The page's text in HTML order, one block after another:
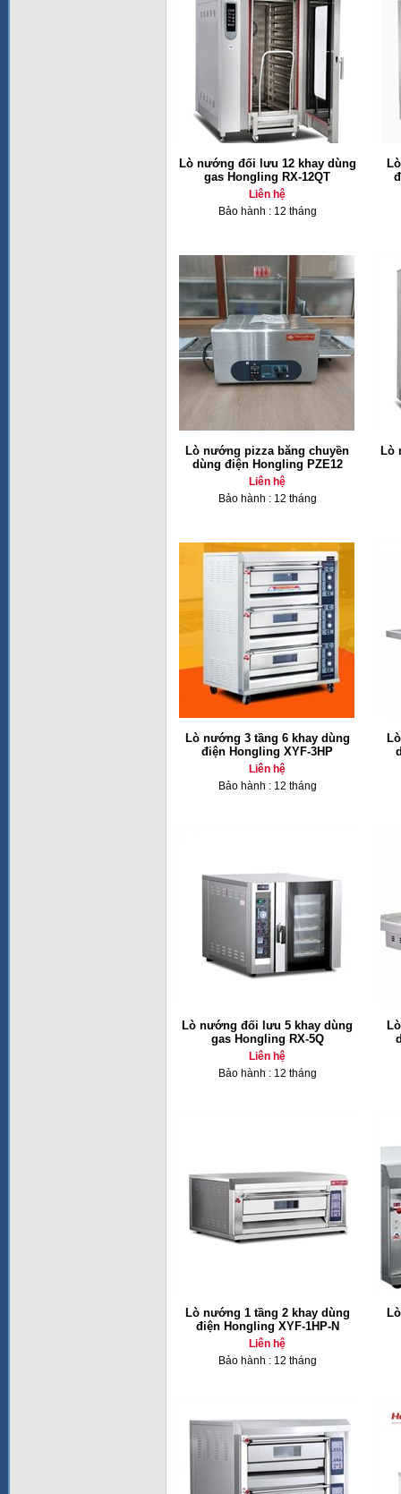
Lò nướng đối lưu 12 khay dùng
gas Hongling RX-12QT
Liên hệ
Bảo hành : 12 tháng
Lò nướng pizza băng chuyền
dùng điện Hongling PZE12
Liên hệ
Bảo hành : 12 tháng
Lò
Lò nướng 3 tầng 6 khay dùng
điện Hongling XYF-3HP
Liên hệ
Bảo hành : 12 tháng
Lò nướng đối lưu 5 khay dùng
gas Hongling RX-5Q
Liên hệ
Bảo hành : 12 tháng
Lò nướng 1 tầng 2 khay dùng
điện Hongling XYF-1HP-N
Liên hệ
Bảo hành : 12 tháng